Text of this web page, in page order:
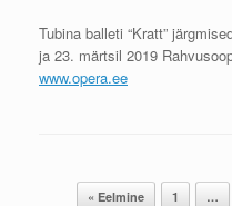
Tubina balleti “Kratt”
ja 23. märtsil 2019
www.opera.ee
Post navigation
« Eelmine 1 …